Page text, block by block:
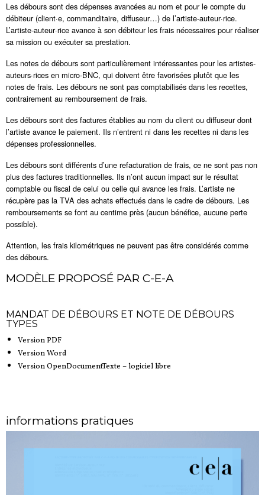
informations pratiques
Les débours sont des dépenses avancées au nom et pour le compte du
débiteur (client·e, commanditaire, diffuseur…) de l’artiste-auteur·rice.
L’artiste-auteur·rice avance à son débiteur les frais nécessaires pour réaliser
sa mission ou exécuter sa prestation.
Les notes de débours sont particulièrement intéressantes pour les artistes-
auteurs·rices en micro-BNC, qui doivent être favorisées plutôt que les
notes de frais. Les débours ne sont pas comptabilisés dans les recettes,
contrairement au remboursement de frais.
Les débours sont des factures établies au nom du client ou diffuseur dont
l’artiste avance le paiement. Ils n’entrent ni dans les recettes ni dans les
dépenses professionnelles.
Les débours sont différents d’une refacturation de frais, ce ne sont pas non
plus des factures traditionnelles. Ils n’ont aucun impact sur le résultat
comptable ou fiscal de celui ou celle qui avance les frais. L’artiste ne
récupère pas la TVA des achats effectués dans le cadre de débours. Les
remboursements se font au centime près (aucun bénéfice, aucune perte
possible).
Attention, les frais kilométriques ne peuvent pas être considérés comme
des débours.
MODÈLE PROPOSÉ PAR C-E-A
MANDAT DE DÉBOURS ET NOTE DE DÉBOURS
TYPES
Version PDF
Version Word
Version OpenDocumentTexte – logiciel libre